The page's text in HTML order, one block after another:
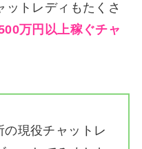
ットレディもたくさ
万円以上稼ぐチャ
現役チャットレ